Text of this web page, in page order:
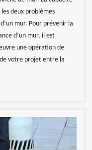
deux problèmes
mur. Pour prévenir la
d’un mur, il est
une opération de
votre projet entre la